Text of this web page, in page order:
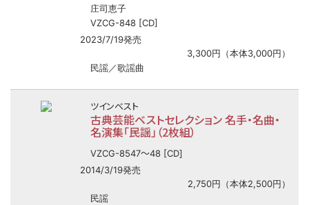
庄司恵子
VZCG-848 [CD]
2023/7/19発売
3,300円（本体3,000円）
民謡／歌謡曲
ツインベスト
古典芸能ベストセレクション 名手・名曲・
名演集「民謡」（2枚組）
VZCG-8547〜48 [CD]
2014/3/19発売
2,750円（本体2,500円）
民謡